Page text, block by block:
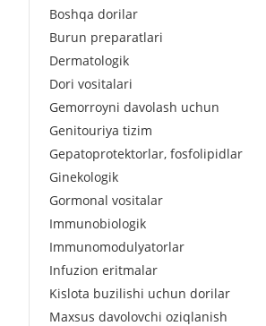
Boshqa dorilar
Burun preparatlari
Dermatologik
Dori vositalari
Gemorroyni davolash uchun
Genitouriya tizim
Gepatoprotektorlar, fosfolipidlar
Ginekologik
Gormonal vositalar
Immunobiologik
Immunomodulyatorlar
Infuzion eritmalar
Kislota buzilishi uchun dorilar
Maxsus davolovchi oziqlanish